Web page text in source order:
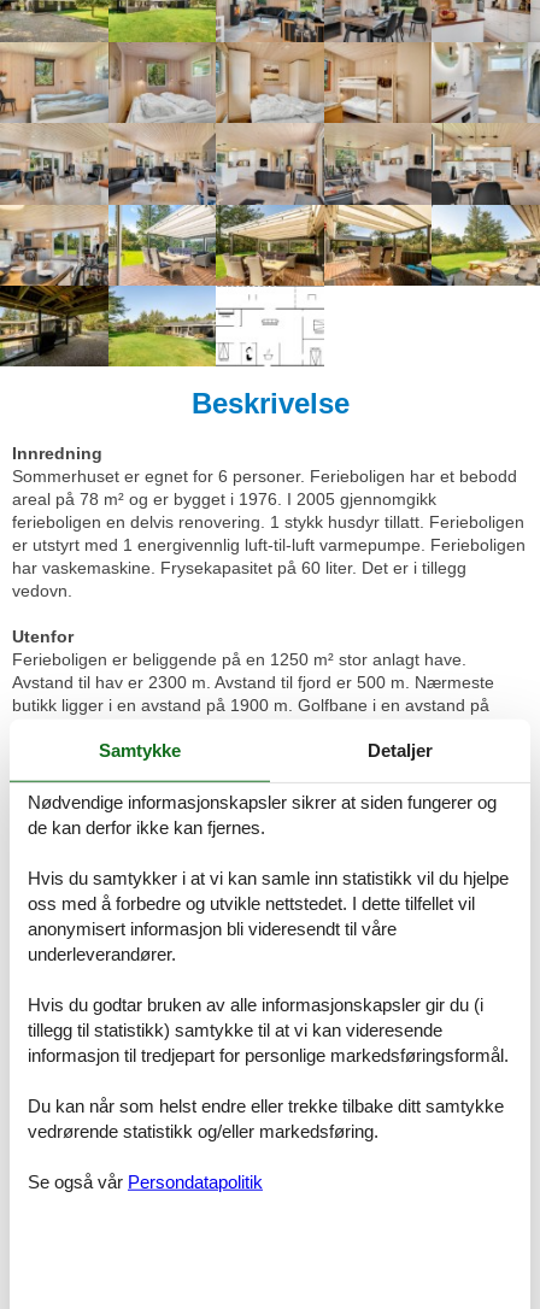
Beskrivelse
Innredning
Sommerhuset er egnet for 6 personer. Ferieboligen har et bebodd
areal på 78 m² og er bygget i 1976. I 2005 gjennomgikk
ferieboligen en delvis renovering. 1 stykk husdyr tillatt. Ferieboligen
er utstyrt med 1 energivennlig luft-til-luft varmepumpe. Ferieboligen
har vaskemaskine. Frysekapasitet på 60 liter. Det er i tillegg
vedovn.
Utenfor
Ferieboligen er beliggende på en 1250 m² stor anlagt have.
Avstand til hav er 2300 m. Avstand til fjord er 500 m. Nærmeste
butikk ligger i en avstand på 1900 m. Golfbane i en avstand på
overdekket terrasse. Avstand til lekeplass er 500 m. Det er grill til
Soveforhold
Det er i alt 4 soverom. Soveplassene fordeler seg på: 6
Kjøkken
Kjøkkenet er utstyrt med 1 kjøleskap. Det er 4 keramiske
kokeplater, varmluftsovn, mikrobølgeovn og oppvaskmaskin.
Toalett og bad
Det er 1 baderom med dusj og 1 toalett.. Det er varme i gulvet i 1
baderom.
Multimedier
I ferieboligen er det 1 stk. Smart-TV.1 Chromecast.1 Bluetooth-
høyttaler. Playstation4. Minst 4 danske kanaler. 1-3 svenske
internett til rådighet.
Samtykke Detaljer
Nødvendige informasjonskapsler sikrer at siden fungerer og
de kan derfor ikke kan fjernes.
Hvis du samtykker i at vi kan samle inn statistikk vil du hjelpe
oss med å forbedre og utvikle nettstedet. I dette tilfellet vil
anonymisert informasjon bli videresendt til våre
underleverandører.
Hvis du godtar bruken av alle informasjonskapsler gir du (i
tillegg til statistikk) samtykke til at vi kan videresende
informasjon til tredjepart for personlige markedsføringsformål.
Du kan når som helst endre eller trekke tilbake ditt samtykke
vedrørende statistikk og/eller markedsføring.
Se også vår Persondatapolitik